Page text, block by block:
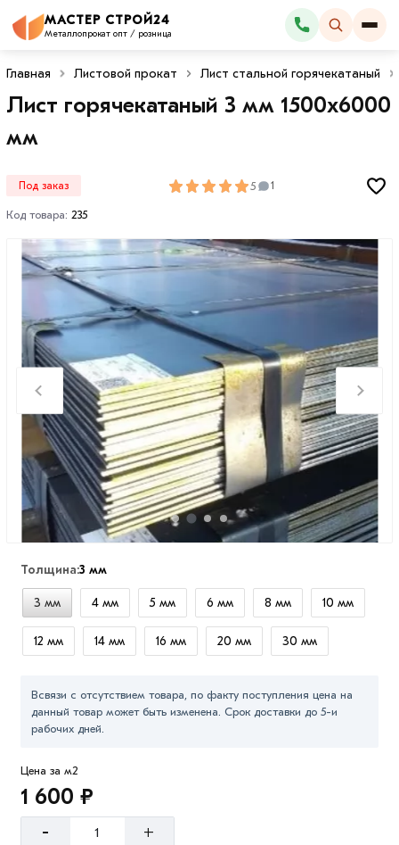
МАСТЕР СТРОЙ24
Металлопрокат опт / розница
Каталог
Главная Листовой прокат Лист стальной горячекатаный
Лист горячекатаный 3 мм 1500х6000
мм
Под заказ 5 1
Код товара: 235
Толщина:3 мм
3 мм 4 мм 5 мм 6 мм 8 мм 10 мм
12 мм 14 мм 16 мм 20 мм 30 мм
Всвязи с отсутствием товара, по факту поступления цена на
данный товар может быть изменена. Срок доставки до 5-и
рабочих дней.
Цена за м2
1 600 ₽
- +